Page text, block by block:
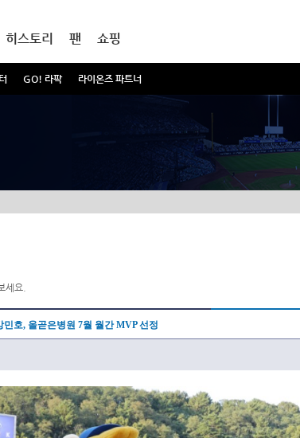
GO! 라팍 라이온즈 파트너
히스토리 팬 쇼핑
세요.
민호, 올곧은병원 7월 월간 MVP 선정